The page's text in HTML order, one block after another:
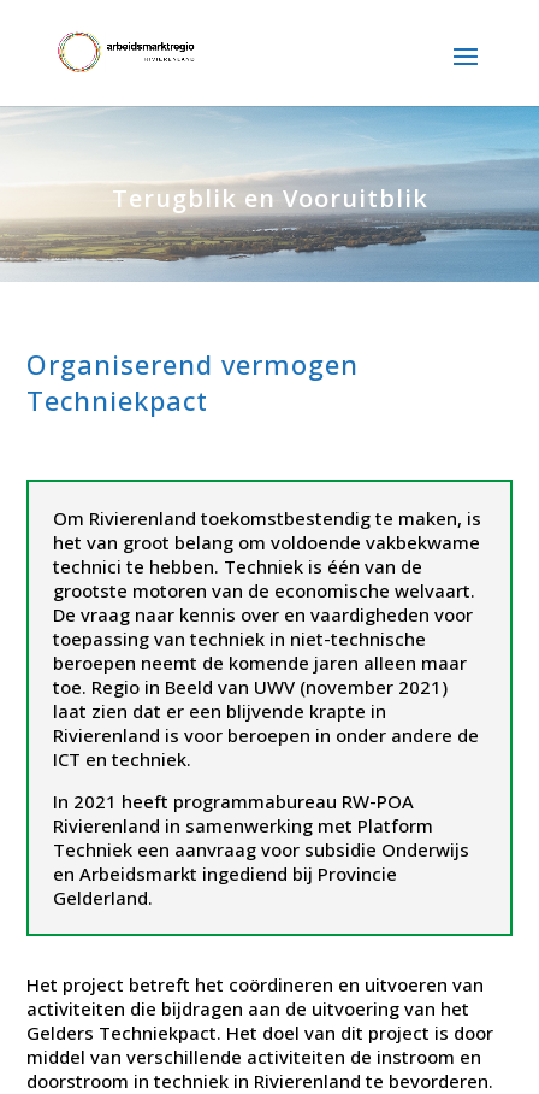
Terugblik en Vooruitblik
Organiserend vermogen
Techniekpact
Om Rivierenland toekomstbestendig te maken, is
het van groot belang om voldoende vakbekwame
technici te hebben. Techniek is één van de
grootste motoren van de economische welvaart.
De vraag naar kennis over en vaardigheden voor
toepassing van techniek in niet-technische
beroepen neemt de komende jaren alleen maar
toe. Regio in Beeld van UWV (november 2021)
laat zien dat er een blijvende krapte in
Rivierenland is voor beroepen in onder andere de
ICT en techniek.
In 2021 heeft programmabureau RW-POA
Rivierenland in samenwerking met Platform
Techniek een aanvraag voor subsidie Onderwijs
en Arbeidsmarkt ingediend bij Provincie
Gelderland.
Het project betreft het coördineren en uitvoeren van
activiteiten die bijdragen aan de uitvoering van het
Gelders Techniekpact. Het doel van dit project is door
middel van verschillende activiteiten de instroom en
doorstroom in techniek in Rivierenland te bevorderen.